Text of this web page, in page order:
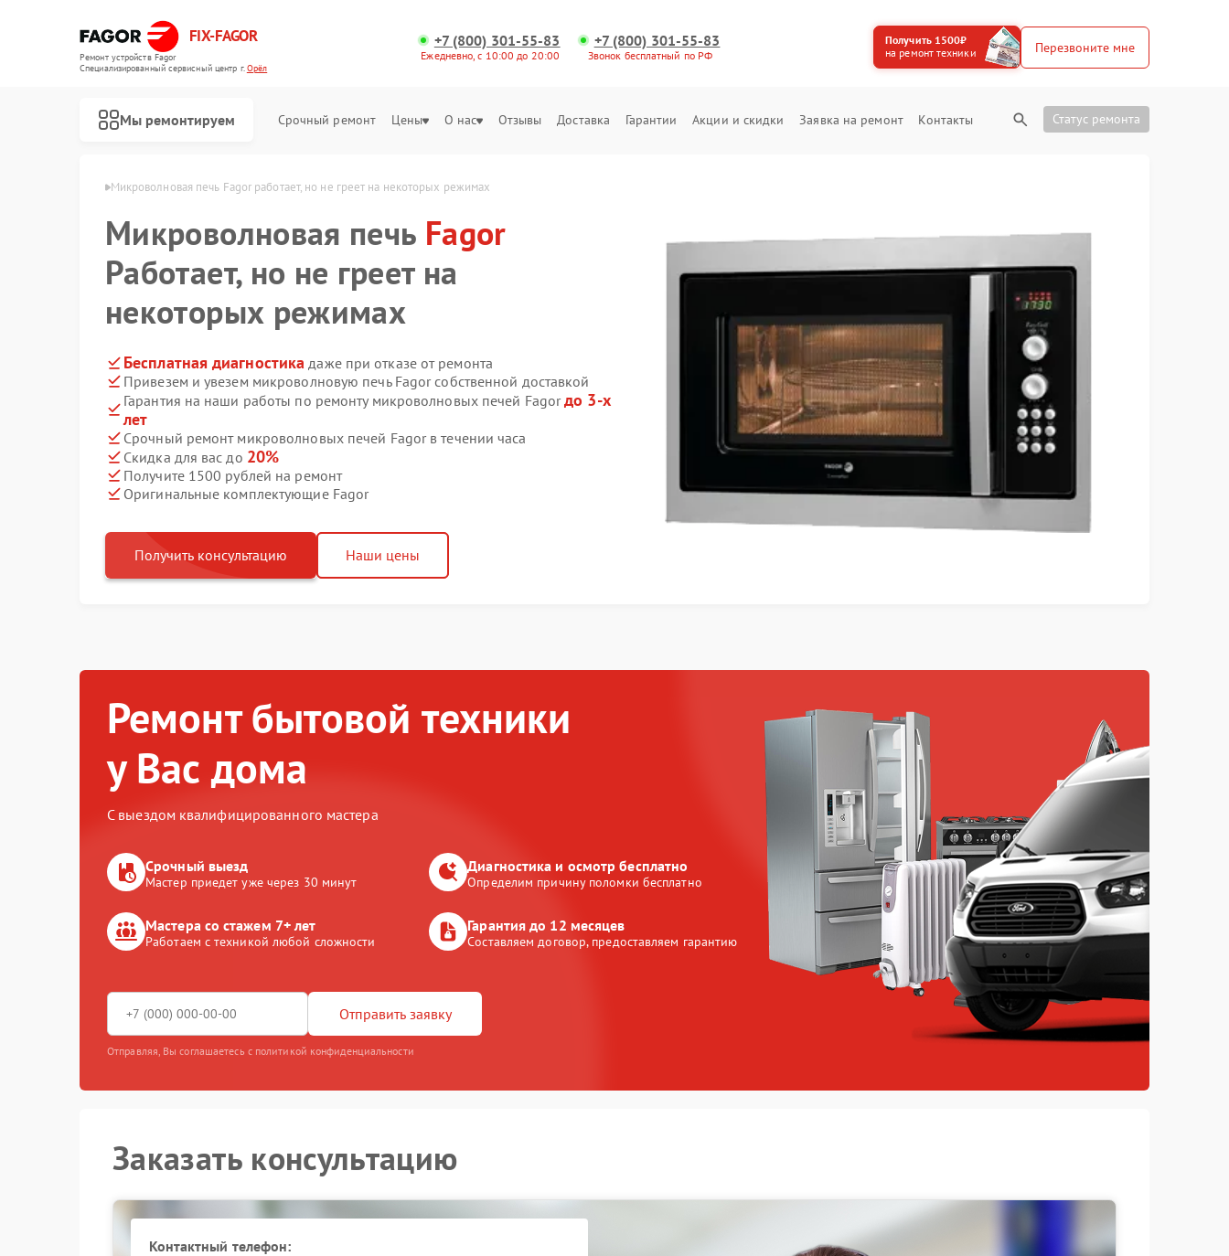
FIX-FAGOR
Ремонт устройств Fagor
Специализированный cервисный центр г.Орёл
+7 (800) 301-55-83
Ежедневно, с 10:00 до 20:00
+7 (800) 301-55-83
Звонок бесплатный по РФ
Получить 1500₽
на ремонт техники
Перезвоните мне
Мы ремонтируем Срочный ремонт Цены О нас Отзывы Доставка Гарантии Акции и скидки Заявка на ремонт Контакты Статус ремонта
Микроволновая печь Fagor работает, но не греет на некоторых режимах
Микроволновая печь Fagor
Работает, но не греет на
некоторых режимах
Бесплатная диагностика даже при отказе от ремонта
Привезем и увезем микроволновую печь Fagor собственной доставкой
Гарантия на наши работы по ремонту микроволновых печей Fagorдо 3-х
лет
Срочный ремонт микроволновых печей Fagor в течении часа
Скидка для вас до 20%
Получите 1500 рублей на ремонт
Оригинальные комплектующие Fagor
Получить консультацию Наши цены
Ремонт бытовой техники
у Вас дома
С выездом квалифицированного мастера
Срочный выезд
Мастер приедет уже через 30 минут
Диагностика и осмотр бесплатно
Определим причину поломки бесплатно
Мастера со стажем 7+ лет
Работаем с техникой любой сложности
Гарантия до 12 месяцев
Составляем договор, предоставляем гарантию
Отправить заявку
Отправляя, Вы соглашаетесь с политикой конфиденциальности
Заказать консультацию
Контактный телефон: